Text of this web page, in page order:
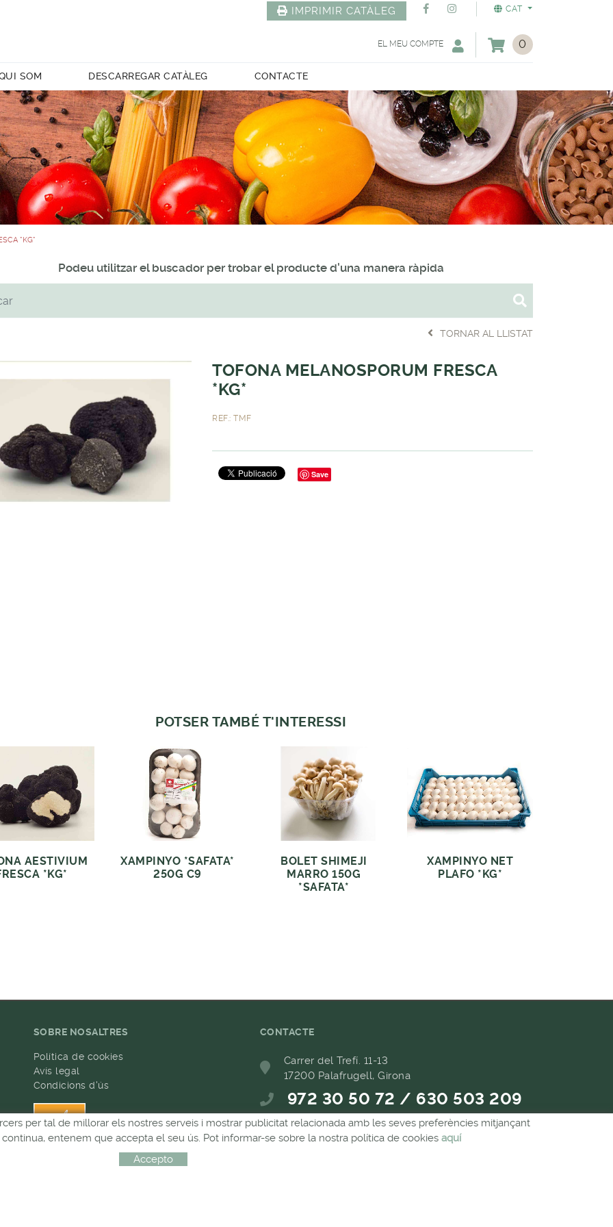
CAT
IMPRIMIR CATÀLEG
0
EL MEU COMPTE
SOM DESCARREGAR CATÀLEG CONTACTE
*KG*
Podeu utilitzar el buscador per trobar el producte d'una manera ràpida
TORNAR AL LLISTAT
TOFONA MELANOSPORUM FRESCA
*KG*
REF.: TMF
Save
POTSER TAMBÉ T'INTERESSI
AESTIVIUM
*KG*
XAMPINYO *SAFATA*
250G C9
BOLET SHIMEJI
MARRO 150G
*SAFATA*
XAMPINYO NET
PLAFO *KG*
SOBRE NOSALTRES
Política de cookies
Avís legal
Condicions d'ús
CONTACTE
Carrer del Trefí. 11-13
17200 Palafrugell, Girona
972 30 50 72 / 630 503 209
689 657 489
per tal de millorar els nostres serveis i mostrar publicitat relacionada amb les seves preferències mitjançant
entenem que accepta el seu ús. Pot informar-se sobre la nostra política de cookies aquí
Accepto